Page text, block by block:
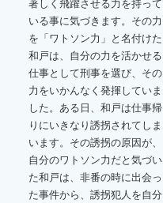
いる事に気づきます。その力
を「ワトソン力」と名付けた
和戸は、自分の力を活かせる
仕事として刑事を選び、その
力をいかんなく発揮していま
した。ある日、和戸は仕事帰
りにいきなり誘拐されてしま
います。その誘拐の原因が、
自分のワトソン力だと気づい
た和戸は、非番の時に出会っ
た事件から、誘拐犯人を自分